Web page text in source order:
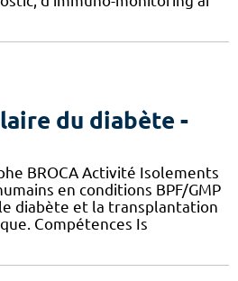
du diabète -
BROCA Activité Isolements
en conditions BPF/GMP
diabète et la transplantation
Compétences Is